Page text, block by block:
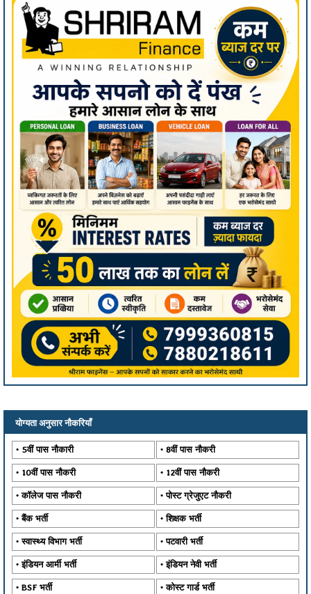
योग्यता अनुसार नौकरियाँ
5वीं पास नौकारी 8वीं पास नौकरी
10वीं पास नौकरी 12वीं पास नौकरी
कॉलेज पास नौकरी पोस्ट ग्रेजुएट नौकरी
बैंक भर्ती शिक्षक भर्ती
स्वास्थ्य विभाग भर्ती पटवारी भर्ती
इंडियन आर्मी भर्ती इंडियन नेवी भर्ती
BSF भर्ती कोस्ट गार्ड भर्ती